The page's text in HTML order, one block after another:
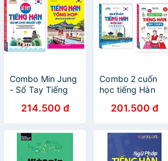
Combo Min Jung
- Sổ Tay Tiếng
Người Việt (Kèm
Tải File CD Đính
Kèm)+Tiếng Hàn
Tổng Hợp Dành
Cho Người Việt
214.500 đ
Combo 2 cuốn
học tiếng Hàn
Pháp Tiếng Hàn
Hiện Đại + Học
Giao Tiếp Tiếng
201.500 đ